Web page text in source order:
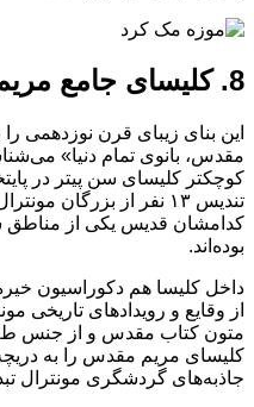
8. کلیسای جامع مریم مقدس
این بنای زیبای قرن نوزدهمی
مقدس، بانوی تمام دنیا»
کوچکتر کلیسای سن پیتر در
تندیس‌ ۱۳ نفر از بزرگان
کدامشان قدیس یکی از مناطق
بوده‌اند.
از وقایع و رویدادهای تاریخی
متون کتاب مقدس و از جنس
کلیسای مریم مقدس را به
جاذبه‌های گردشگری مونترال